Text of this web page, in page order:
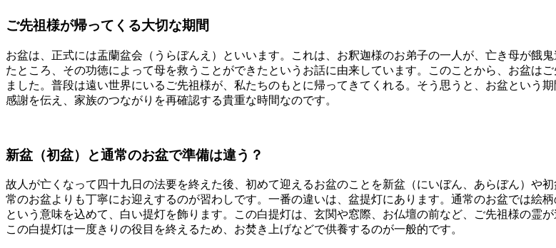
ご先祖様が帰ってくる大切な期間
お盆は、正式には盂蘭盆会（うらぼんえ）といいます。これは、お釈迦様のお弟子の一人が、亡き母が餓
たところ、その功徳によって母を救うことができたというお話に由来しています。このことから、お盆は
ました。普段は遠い世界にいるご先祖様が、私たちのもとに帰ってきてくれる。そう思うと、お盆という
感謝を伝え、家族のつながりを再確認する貴重な時間なのです。
新盆（初盆）と通常のお盆で準備は違う？
故人が亡くなって四十九日の法要を終えた後、初めて迎えるお盆のことを新盆（にいぼん、あらぼん）や
常のお盆よりも丁寧にお迎えするのが習わしです。一番の違いは、盆提灯にあります。通常のお盆では絵
という意味を込めて、白い提灯を飾ります。この白提灯は、玄関や窓際、お仏壇の前など、ご先祖様の霊
この白提灯は一度きりの役目を終えるため、お焚き上げなどで供養するのが一般的です。